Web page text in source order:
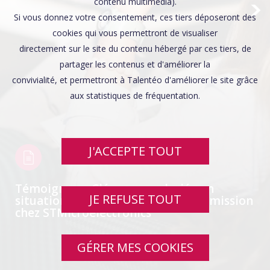
Témoignage: Clémence, salariée en
situation de handicap au GETH en mission
chez STMicroelectronics
Si vous donnez votre consentement, ces tiers déposeront des
cookies qui vous permettront de visualiser
directement sur le site du contenu hébergé par ces tiers, de
partager les contenus et d'améliorer la
convivialité, et permettront à Talentéo d'améliorer le site grâce
aux statistiques de fréquentation.
J'ACCEPTE TOUT
JE REFUSE TOUT
GÉRER MES COOKIES